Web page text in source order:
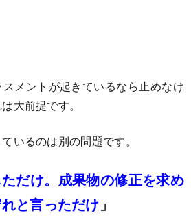
メントが起きているなら止めなけ
大前提です。
いるのは別の問題です。
だけ。成果物の修正を求め
と言っただけ 」